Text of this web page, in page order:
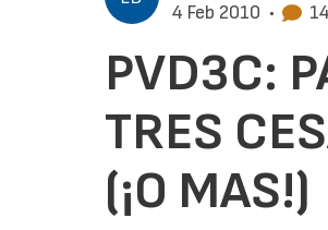
4 Feb 2010 •
PVD3C:
TRES
(¡O MAS!)